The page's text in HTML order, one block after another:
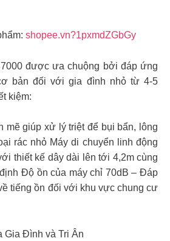
shopee.vn?1pxmdZGbGy
được ưa chuộng bởi đáp ứng
bản đối với gia đình nhỏ từ 4-5
kiệm:
mẽ giúp xử lý triệt để bụi bẩn, lông
rác nhỏ Máy di chuyển linh động
thiết kế dây dài lên tới 4,2m cùng
Độ ồn của máy chỉ 70dB – Đáp
tiếng ồn đối với khu vực chung cư
Gia Đình và Tri Ân